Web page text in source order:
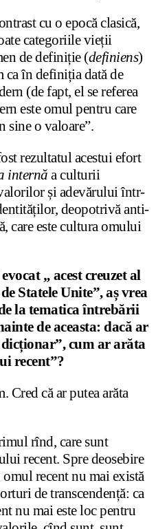
cu o epocă clasică,
categoriile vieții
de definiție (definiens)
ca în definiția dată de
(de fapt, el se referea
este omul pentru care
sine o valoare”.
rezultatul acestui efort
internă a culturii
și adevărului într-
deopotrivă anti-
care este cultura omului
„ acest creuzet al
Statele Unite”, aș vrea
la tematica întrebării
de aceasta: dacă ar
cum ar arăta
recent”?
Cred că ar putea arăta
rînd, care sunt
recent. Spre deosebire
recent nu mai există
de transcendență: ca
nu mai este loc pentru